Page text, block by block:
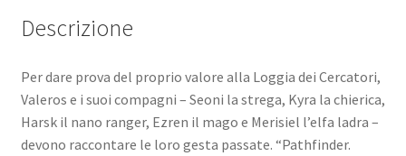
Descrizione
Per dare prova del proprio valore alla Loggia dei Cercatori,
Valeros e i suoi compagni – Seoni la strega, Kyra la chierica,
Harsk il nano ranger, Ezren il mago e Merisiel l’elfa ladra –
devono raccontare le loro gesta passate. “Pathfinder.